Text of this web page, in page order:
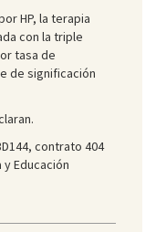
HP, la terapia
con la triple
tasa de
de significación
contrato 404
Educación